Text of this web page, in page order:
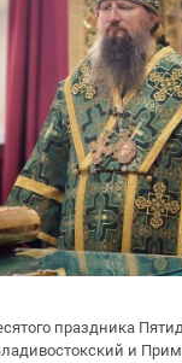
праздника
и